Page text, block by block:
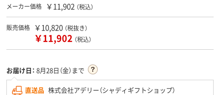
メーカー価格 ￥11,902 （税込）
販売価格 ￥10,820 （税抜き）
￥11,902 （税込）
お届け日： 8月28日（金）まで
直送品 株式会社アデリー（シャディギフトショップ）